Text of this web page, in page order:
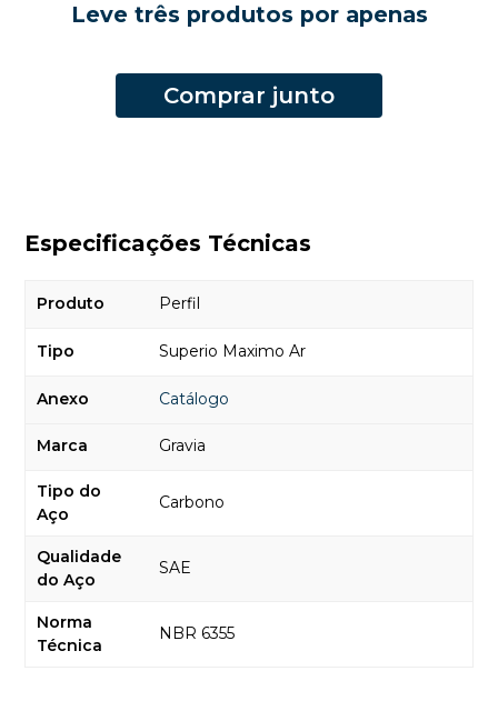
Leve três produtos por apenas
Comprar junto
Especificações Técnicas
Produto Perfil
Tipo Superio Maximo Ar
Anexo Catálogo
Marca Gravia
Tipo do
Aço
Carbono
Qualidade
do Aço
SAE
Norma
Técnica
NBR 6355